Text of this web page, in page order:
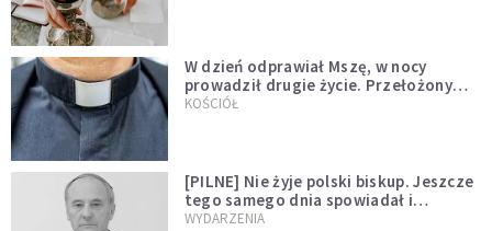
W dzień odprawiał Mszę, w nocy
prowadził drugie życie. Przełożony
kazał mu opuścić zakon
KOŚCIÓŁ
[PILNE] Nie żyje polski biskup. Jeszcze
tego samego dnia spowiadał i
sprawował Mszę świętą
WYDARZENIA